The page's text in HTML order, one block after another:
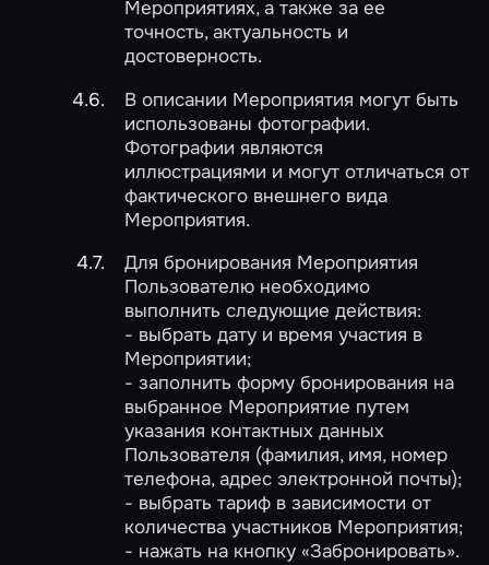
Мероприятиях, а также за ее
точность, актуальность и
достоверность.
В описании Мероприятия могут быть
использованы фотографии.
Фотографии являются
иллюстрациями и могут отличаться от
фактического внешнего вида
Мероприятия.
Для бронирования Мероприятия
Пользователю необходимо
выполнить следующие действия:
- выбрать дату и время участия в
Мероприятии;
- заполнить форму бронирования на
выбранное Мероприятие путем
указания контактных данных
Пользователя (фамилия, имя, номер
телефона, адрес электронной почты);
- выбрать тариф в зависимости от
количества участников Мероприятия;
- нажать на кнопку «Забронировать».